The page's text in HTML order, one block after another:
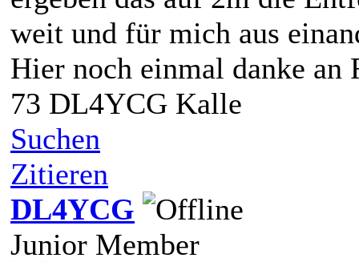
weit und für mich aus
Hier noch einmal danke an
73 DL4YCG Kalle
Suchen
Zitieren
DL4YCG
Junior Member